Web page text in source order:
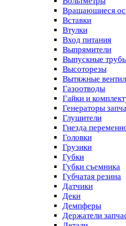
Вращающиеся
Вставки
Втулки
Вход питания
Выпрямители
Выпускные
Высоторезы
Вытяжные
Газоотводы
Гайки и
Генераторы
Глушители
Гнезда
Головки
Грузики
Губки
Губки съемника
Губчатая резина
Датчики
Деки
Демпферы
Держатели